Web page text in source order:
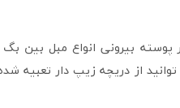
پوسته بیرونی انواع مبل
از دریچه زیپ دار